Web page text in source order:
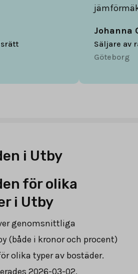
Johanna
Säljare av
Göteborg
i Utby
för olika
i Utby
genomsnittliga
(både i kronor och procent)
olika typer av bostäder.
2026-03-02.